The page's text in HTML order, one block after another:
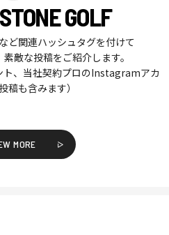
GOLF
ど関連ハッシュタグを付けて
敵な投稿をご紹介します。
ト、当社契約プロのInstagramアカ
稿も含みます）
MORE